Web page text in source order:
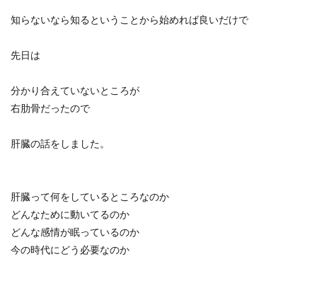
知らないなら知るということから始めれば良いだけで
先日は
分かり合えていないところが
右肋骨だったので
肝臓の話をしました。
肝臓って何をしているところなのか
どんなために動いてるのか
どんな感情が眠っているのか
今の時代にどう必要なのか